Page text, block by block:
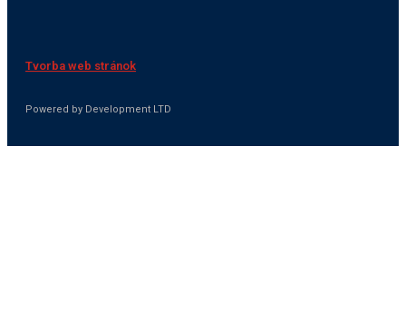
Tvorba web stránok
Powered by Development LTD